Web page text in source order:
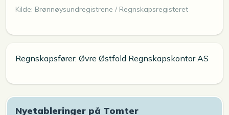
Kilde: Brønnøysundregistrene / Regnskapsregisteret
Regnskapsfører: Øvre Østfold Regnskapskontor AS
Nyetableringer på Tomter